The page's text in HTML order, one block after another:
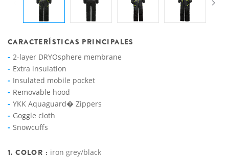
CARACTERÍSTICAS PRINCIPALES
2-layer DRYOsphere membrane
Extra insulation
Insulated mobile pocket
Removable hood
YKK Aquaguard� Zippers
Goggle cloth
Snowcuffs
1. COLOR : iron grey/black